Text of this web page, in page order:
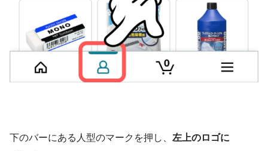
下のバーにある人型のマークを押し、 左上のロゴに